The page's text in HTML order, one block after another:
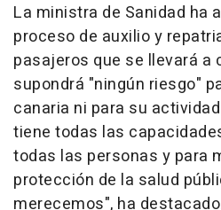
La ministra de Sanidad ha
proceso de auxilio y
pasajeros que se llevará a
supondrá "ningún riesgo"
canaria ni para su
tiene todas las
todas las personas y para
protección de la salud
merecemos", ha